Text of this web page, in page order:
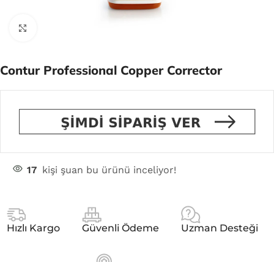
Contur Professional Copper Corrector
17 kişi şuan bu ürünü inceliyor!
Hızlı Kargo Güvenli Ödeme Uzman Desteği